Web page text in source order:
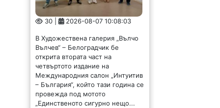
30 | 2026-08-07 10:08:03
В Художествена галерия „Вълчо
Вълчев“ – Белоградчик бе
открита втората част на
четвъртото издание на
Международния салон „Интуитив
– България“, който тази година се
провежда под мотото
„Единственото сигурно нещо...